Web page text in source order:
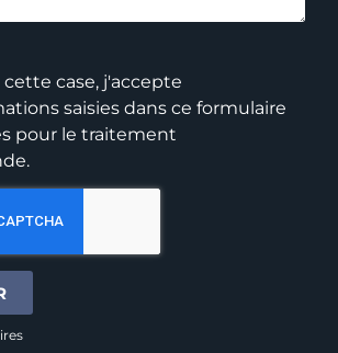
case, j'accepte
saisies dans ce formulaire
pour le traitement